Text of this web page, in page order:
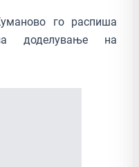
го распиша
доделување на